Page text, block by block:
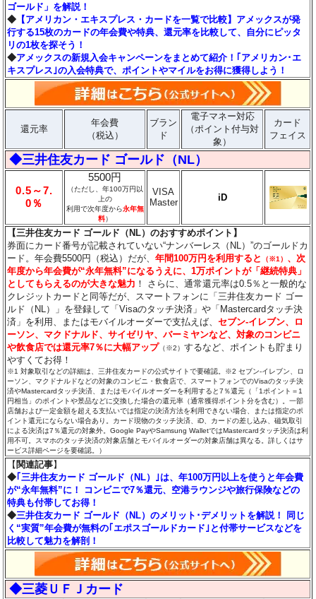
ゴールド」を解説！
◆ 【アメリカン・エキスプレス・カードを一覧で比較】アメックスが発
行する15枚のカードの年会費や特典、還元率を比較して、自分にピッタ
リの1枚を探そう！
◆アメックスの新規入会キャンペーンをまとめて紹介！｢アメリカン･エ
キスプレス｣の入会特典で、ポイントやマイルをお得に獲得しよう！
還元率
年会費
（税込）
ブラン
ド
電子マネー対応
（ポイント付与対
象）
カード
フェイス
◆三井住友カード ゴールド（NL）
0.5～7.
0％
5500円
（ただし、年100万円以
上の
利用で次年度から永年無
料）
VISA
Master
iD
【三井住友カード ゴールド（NL）のおすすめポイント】
券面にカード番号が記載されていない“ナンバーレス（NL）”のゴールドカ
ード。年会費5500円（税込）だが、年間100万円を利用すると （※1） 、次
年度から年会費が“永年無料”になるうえに、1万ポイントが「継続特典」
としてもらえるのが大きな魅力 ！ さらに、通常還元率は0.5％と一般的な
クレジットカードと同等だが、スマートフォンに「三井住友カード ゴー
ルド（NL）」を登録して「Visaのタッチ決済」や「Mastercardタッチ決
済」を利用、またはモバイルオーダーで支払えば、セブン‐イレブン、ロ
ーソン、マクドナルド、サイゼリヤ、バーミヤンなど、対象のコンビニ
や飲食店では還元率7％に大幅アップ （※2）するなど、ポイントも貯まり
やすくてお得！
※1 対象取引などの詳細は、三井住友カードの公式サイトで要確認。※2 セブン‐イレブン、ロ
ーソン、マクドナルドなどの対象のコンビニ・飲食店で、スマートフォンでのVisaのタッチ決
済やMastercardタッチ決済、またはモバイルオーダーを利用すると7％還元（「1ポイント＝1
円相当」のポイントや景品などに交換した場合の還元率（通常獲得ポイント分を含む）。一部
店舗および一定金額を超える支払いでは指定の決済方法を利用できない場合、または指定のポ
イント還元にならない場合あり。カード現物のタッチ決済、iD、カードの差し込み、磁気取引
による決済は7％還元の対象外。Google PayやSamsung WalletではMastercardタッチ決済は利
用不可。スマホのタッチ決済の対象店舗とモバイルオーダーの対象店舗は異なる。詳しくはサ
ービス詳細ページを要確認。）
【関連記事】
◆ ｢三井住友カード ゴールド（NL）｣は、年100万円以上を使うと年会費
が“永年無料”に！ コンビニで7％還元、空港ラウンジや旅行保険などの
特典も付帯してお得！
◆三井住友カード ゴールド（NL）のメリット･デメリットを解説！ 同じ
く“実質”年会費が無料の｢エポスゴールドカード｣と付帯サービスなどを
比較して魅力を解剖！
◆三菱ＵＦＪカード